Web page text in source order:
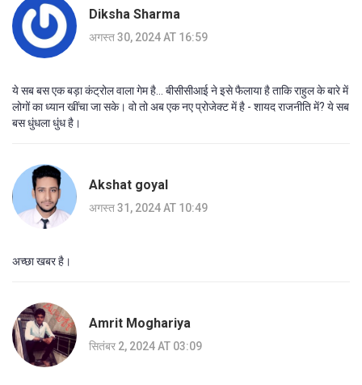
Diksha Sharma
अगस्त 30, 2024 AT 16:59
ये सब बस एक बड़ा कंट्रोल वाला गेम है... बीसीसीआई ने इसे फैलाया है ताकि राहुल के बारे में
लोगों का ध्यान खींचा जा सके। वो तो अब एक नए प्रोजेक्ट में है - शायद राजनीति में? ये सब
बस धुंधला धुंध है।
Akshat goyal
अगस्त 31, 2024 AT 10:49
अच्छा खबर है।
Amrit Moghariya
सितंबर 2, 2024 AT 03:09